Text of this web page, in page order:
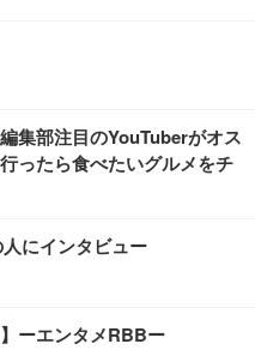
集部注目のYouTuberがオス
ったら食べたいグルメをチ
にインタビュー
ーエンタメRBBー